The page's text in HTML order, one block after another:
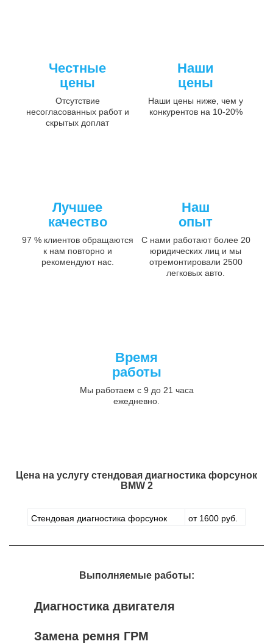
Честные
цены
Отсутствие
несогласованных работ и
скрытых доплат
Наши
цены
Наши цены ниже, чем у
конкурентов на 10-20%
Лучшее
качество
97 % клиентов обращаются
к нам повторно и
рекомендуют нас.
Наш
опыт
С нами работают более 20
юридических лиц и мы
отремонтировали 2500
легковых авто.
Время
работы
Мы работаем с 9 до 21 часа
ежедневно.
Цена на услугу стендовая диагностика форсунок
BMW 2
Стендовая диагностика форсунок от 1600 руб.
Выполняемые работы:
Диагностика двигателя
Замена ремня ГРМ